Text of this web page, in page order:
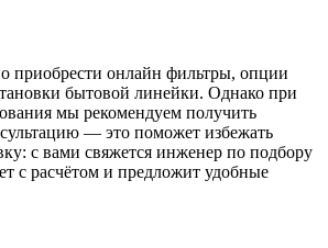
приобрести онлайн фильтры, опции
бытовой линейки. Однако при
мы рекомендуем получить
— это поможет избежать
с вами свяжется инженер по подбору
с расчётом и предложит удобные